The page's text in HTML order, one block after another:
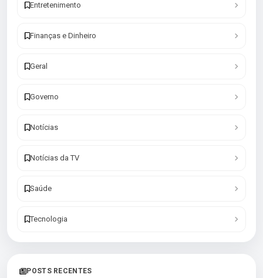
Entretenimento
Finanças e Dinheiro
Geral
Governo
Notícias
Notícias da TV
Saúde
Tecnologia
POSTS RECENTES